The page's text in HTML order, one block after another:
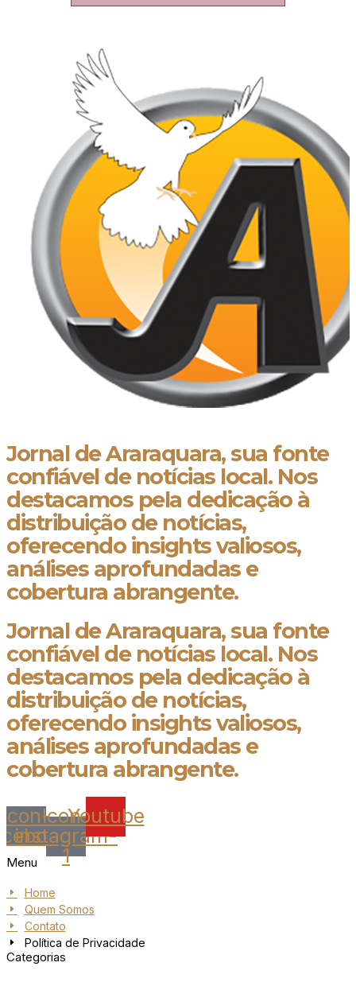
Jornal de Araraquara, sua fonte
confiável de notícias local. Nos
destacamos pela dedicação à
distribuição de notícias,
oferecendo insights valiosos,
análises aprofundadas e
cobertura abrangente.
Jornal de Araraquara, sua fonte
confiável de notícias local. Nos
destacamos pela dedicação à
distribuição de notícias,
oferecendo insights valiosos,
análises aprofundadas e
cobertura abrangente.
Icon-Icon-
instagram-
1
Youtube
Menu
Home
Quem Somos
Contato
Política de Privacidade
Categorias